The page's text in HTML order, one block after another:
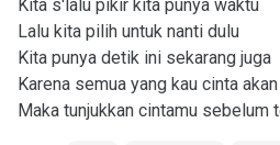
Kita s'lalu pikir kita punya waktu
Lalu kita pilih untuk nanti dulu
Kita punya detik ini sekarang juga
Karena semua yang kau cinta
Maka tunjukkan cintamu sebelum